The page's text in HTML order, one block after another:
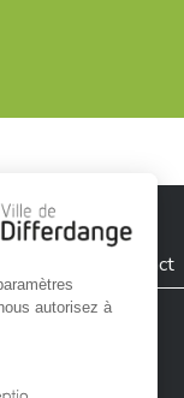
YouTube
Contact